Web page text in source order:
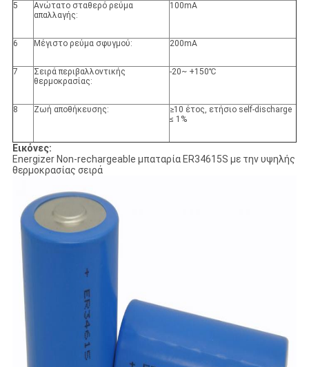
5
Ανώτατο σταθερό ρεύμα
απαλλαγής:
100mA
6 Μέγιστο ρεύμα σφυγμού: 200mA
7
Σειρά περιβαλλοντικής
θερμοκρασίας:
-20~ +150℃
8 Ζωή αποθήκευσης:
≥10 έτος, ετήσιο self-discharge
≤ 1%
Εικόνες:
Energizer Non-rechargeable μπαταρία ER34615S με την υψηλής
θερμοκρασίας σειρά